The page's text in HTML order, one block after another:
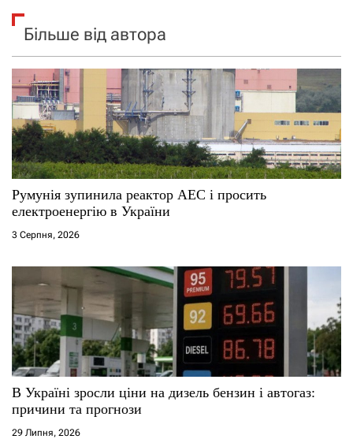
Більше від автора
Румунія зупинила реактор АЕС і просить
електроенергію в України
3 Серпня, 2026
В Україні зросли ціни на дизель бензин і автогаз:
причини та прогнози
29 Липня, 2026